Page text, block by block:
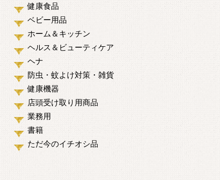
健康食品
ベビー用品
ホーム＆キッチン
ヘルス＆ビューティケア
ヘナ
防虫・蚊よけ対策・雑貨
健康機器
店頭受け取り用商品
業務用
書籍
ただ今のイチオシ品